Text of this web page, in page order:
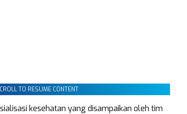
TO RESUME CONTENT
kesehatan yang disampaikan oleh tim